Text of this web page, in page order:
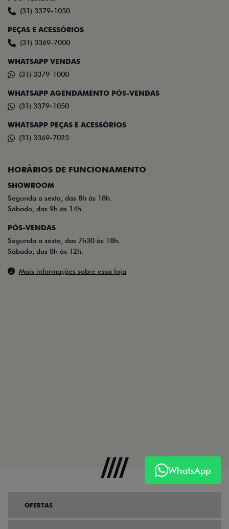
(31) 3379-1050
PEÇAS E ACESSÓRIOS
(31) 3369-7000
WHATSAPP VENDAS
(31) 3379-1000
WHATSAPP AGENDAMENTO PÓS-VENDAS
(31) 3379-1050
WHATSAPP PEÇAS E ACESSÓRIOS
(31) 3369-7025
HORÁRIOS DE FUNCIONAMENTO
SHOWROOM
Segunda a sexta, das 8h às 18h.
Sábado, das 9h às 14h.
PÓS-VENDAS
Segunda a sexta, das 7h30 às 18h.
Sábado, das 8h às 12h.
Mais informações sobre essa loja
WhatsApp
OFERTAS